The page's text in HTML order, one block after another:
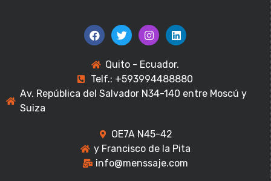
Quito - Ecuador.
Telf.: +593994488880
Av. República del Salvador N34-140 entre Moscú y
Suiza
OE7A N45-42
y Francisco de la Pita
info@menssaje.com